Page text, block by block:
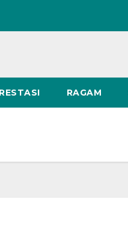
RAGAM